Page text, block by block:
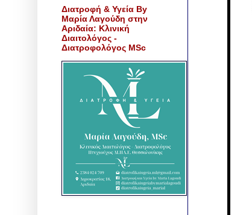
Διατροφή & Υγεία By
Μαρία Λαγούδη στην
Αριδαία: Κλινική
Διαιτολόγος -
Διατροφολόγος MSc